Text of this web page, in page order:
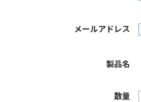
メールアドレス
製品名
数量